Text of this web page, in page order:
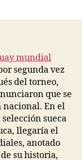
mundial
segunda vez
del torneo,
que se
nacional. En el
sueca
llegaría el
anotado
su historia,